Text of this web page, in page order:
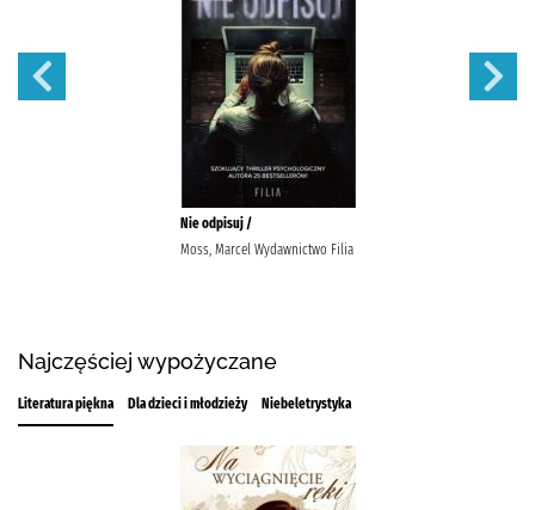
Nie odpisuj /
Moss, Marcel Wydawnictwo Filia
Najczęściej wypożyczane
Literatura piękna Dla dzieci i młodzieży Niebeletrystyka